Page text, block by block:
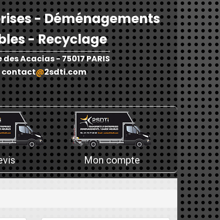
- Déménagements
- Recyclage
Acacias - 75017 PARIS
contact@2sdti.com
Mon compte
a
de
La collecte et le tri des déchets
papiers est une étape très importante
dans la gestion des déchets. Cette
étape permet de diriger les déchets
vers les centres de traitement
adéquats. La collecte et le tri.
En savoir plus